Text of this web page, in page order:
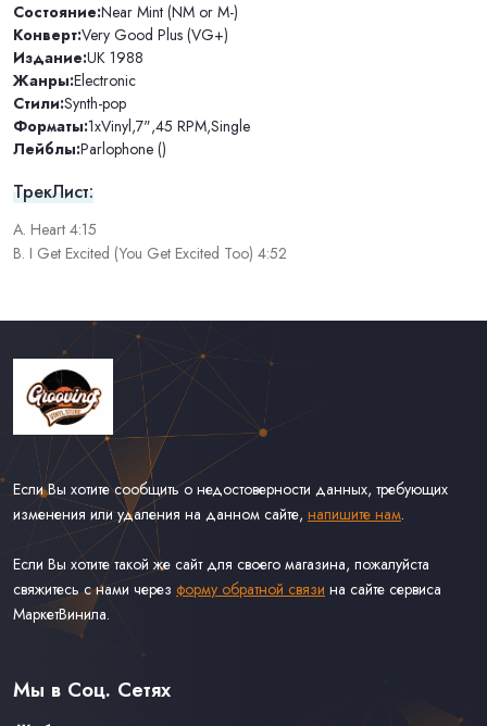
Состояние:Near Mint (NM or M-)
Конверт:Very Good Plus (VG+)
Издание:UK 1988
Жанры:Electronic
Стили:Synth-pop
Форматы:1xVinyl,7",45 RPM,Single
Лейблы:Parlophone ()
ТрекЛист:
A. Heart 4:15
B. I Get Excited (You Get Excited Too) 4:52
Если Вы хотите сообщить о недостоверности данных, требующих
изменения или удаления на данном сайте, напишите нам.
Если Вы хотите такой же сайт для своего магазина, пожалуйста
свяжитесь с нами через форму обратной связи на сайте сервиса
МаркетВинила.
Связаться С Нами
Оферта
Мы в Соц. Сетях